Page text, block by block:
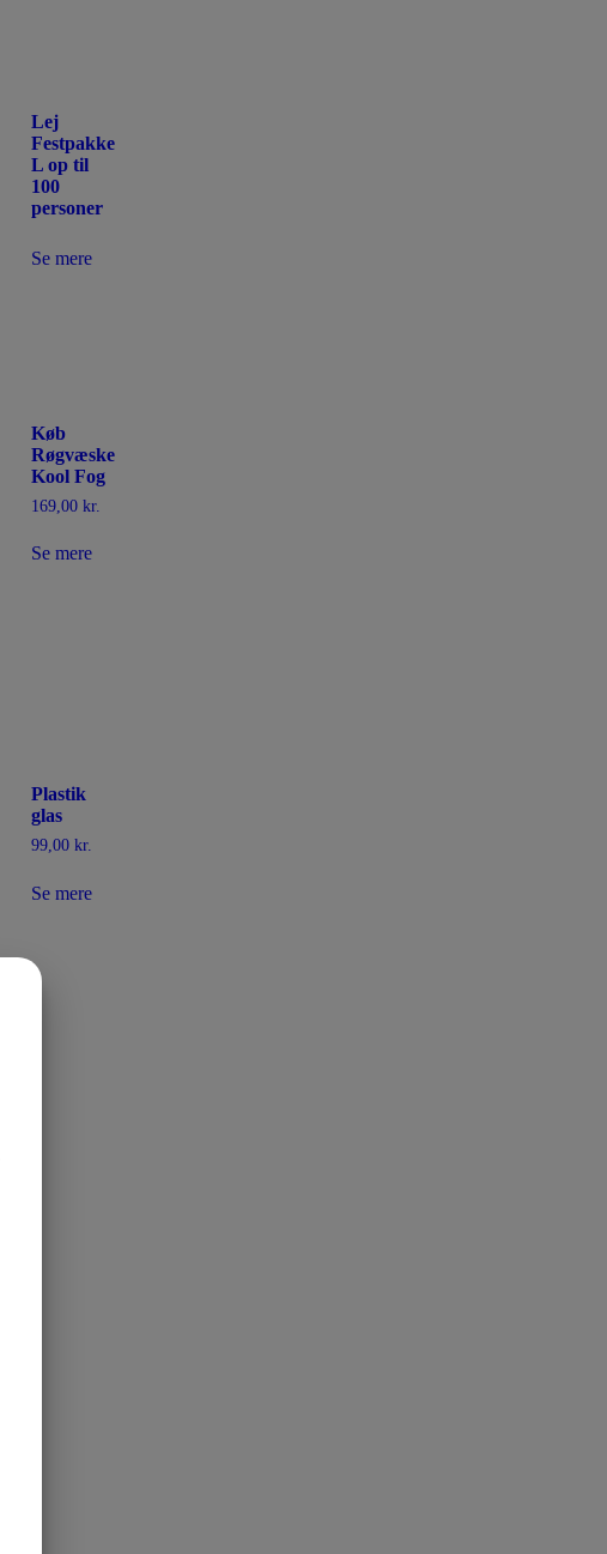
Lej
Festpakke
L op til
100
personer
Se mere
Køb
Røgvæske
Kool Fog
169,00 kr.
Se mere
Plastik
glas
99,00 kr.
Se mere